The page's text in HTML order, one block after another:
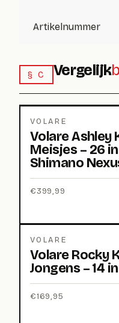
Artikelnummer
§ C Vergelijk
VOLARE
Volare Ashley
Meisjes – 26
Shimano
€399,99
VOLARE
Volare Rocky
Jongens – 14
€169,95